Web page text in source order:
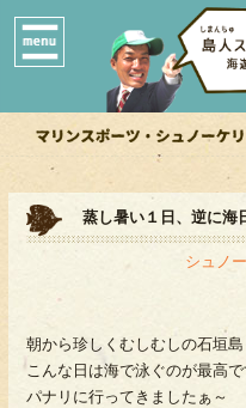
蒸し暑い１日、逆に海
シュノ
朝から珍しくむしむしの石垣
こんな日は海で泳ぐのが最高で
パナリに行ってきましたぁ～